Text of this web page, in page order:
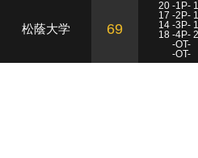
松蔭大学 69
20 -1P-
17 -2P-
14 -3P-
18 -4P-
-OT-
-OT-